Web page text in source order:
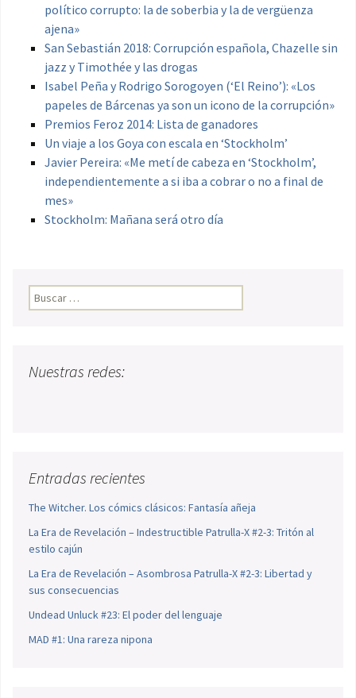
político corrupto: la de soberbia y la de vergüenza
ajena»
San Sebastián 2018: Corrupción española, Chazelle sin
jazz y Timothée y las drogas
Isabel Peña y Rodrigo Sorogoyen (‘El Reino’): «Los
papeles de Bárcenas ya son un icono de la corrupción»
Premios Feroz 2014: Lista de ganadores
Un viaje a los Goya con escala en ‘Stockholm’
Javier Pereira: «Me metí de cabeza en ‘Stockholm’,
independientemente a si iba a cobrar o no a final de
mes»
Stockholm: Mañana será otro día
Buscar:
Nuestras redes:
Entradas recientes
The Witcher. Los cómics clásicos: Fantasía añeja
La Era de Revelación – Indestructible Patrulla-X #2-3: Tritón al
estilo cajún
La Era de Revelación – Asombrosa Patrulla-X #2-3: Libertad y
sus consecuencias
Undead Unluck #23: El poder del lenguaje
MAD #1: Una rareza nipona